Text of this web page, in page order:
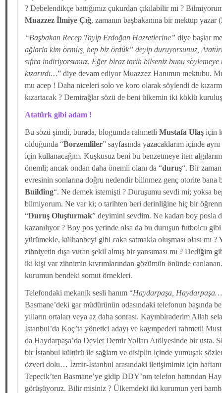
? Debelendikçe battığımız çukurdan çıkılabilir mi ?
Muazzez İlmiye Çığ, zamanın başbakanına bir mektup yazar (
“Başbakan Recep Tayip Erdoğan Hazretlerine” diye başlar
ağlarla kim örmüş, hep biz ördük” deyip duruyorsunuz,
sıfıra indiriyorsunuz. Eğer biraz tarih bilseniz bunu söylemeye
kızarırdı…” diye devam ediyor Muazzez Hanımın mektubu.
mu acep ! Daha niceleri solo ve koro olarak söylendi de
kızartacak ? Demirağlar sözü de beni ülkemin iki köklü
Atatürk gibi adam !
Bu sözü şimdi, burada, blogumda rahmetli Mustafa Ulaş için
olduğunda “Borzemliler” sayfasında yazacaklarım içinde
için kullanacağım. Kuşkusuz beni bu benzetmeye iten
önemli; ancak ondan daha önemli olanı da “duruş“. Bir
evresinin sonlarına doğru nedendir bilinmez genç otorite bana
Building“. Ne demek istemişti ? Duruşumu sevdi mi; yoksa
bilmiyorum. Ne var ki; o tarihten beri derinliğine hiç bir
“Duruş Oluşturmak” deyimini sevdim. Ne kadarı boy posla
kazanılıyor ? Boy pos yerinde olsa da bu duruşun futbolcu gibi
yürümekle, külhanbeyi gibi caka satmakla oluşması olası mı ?
zihniyetin dışa vuran şekil almış bir yansıması mı ? Dediğim
iki kişi var zihnimin kıvrımlarından gözümün önünde
kurumun bendeki somut örnekleri.
Telefondaki mekanik sesli hanım “Haydarpaşa, Haydarpaşa…
Basmane’deki gar müdürünün odasındaki telefonun başında
yılların ortaları veya az daha sonrası. Kayınbiraderim Allah
İstanbul’da Koç’ta yönetici adayı ve kayınpederi rahmetli
da Haydarpaşa’da Devlet Demir Yolları Atölyesinde bir usta.
bir İstanbul kültürü ile sağlam ve disiplin içinde yumuşak
özveri dolu… İzmir-İstanbul arasındaki iletişimimiz için
Tepecik’ten Basmane’ye gidip DDY’nın telefon hattından
görüşüyoruz. Bilir misiniz ? Ülkemdeki iki kurumun yeri